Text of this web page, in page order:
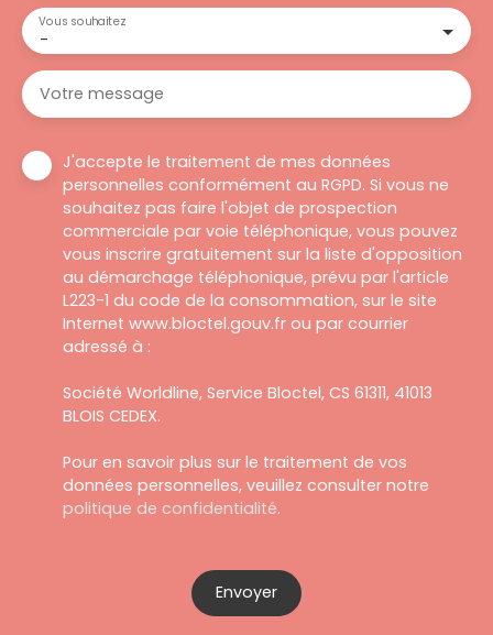
-
Vous souhaitez
Votre message
J'accepte le traitement de mes données
personnelles conformément au RGPD. Si vous ne
souhaitez pas faire l'objet de prospection
commerciale par voie téléphonique, vous pouvez
vous inscrire gratuitement sur la liste d'opposition
au démarchage téléphonique, prévu par l'article
L223-1 du code de la consommation, sur le site
Internet www.bloctel.gouv.fr ou par courrier
adressé à :
Société Worldline, Service Bloctel, CS 61311, 41013
BLOIS CEDEX.
Pour en savoir plus sur le traitement de vos
données personnelles, veuillez consulter notre
politique de confidentialité.
Envoyer